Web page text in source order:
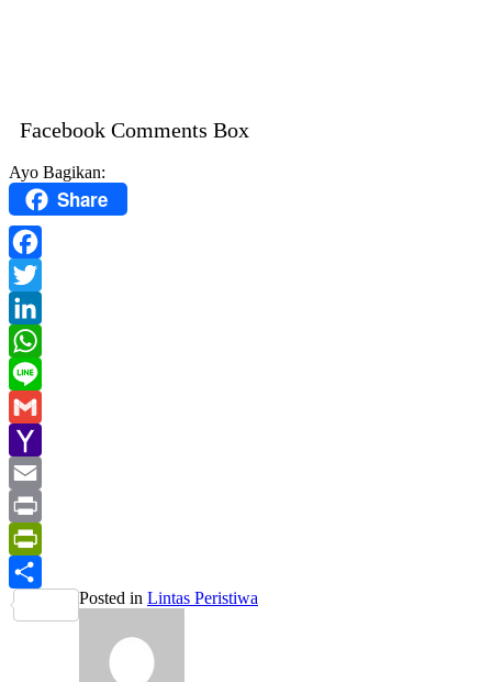
Facebook Comments Box
Ayo Bagikan:
Share
Facebook
Twitter
LinkedIn
WhatsApp
Line
Gmail
Yahoo
Mail
Email
Print
PrintFriendly
Share
Posted in Lintas Peristiwa